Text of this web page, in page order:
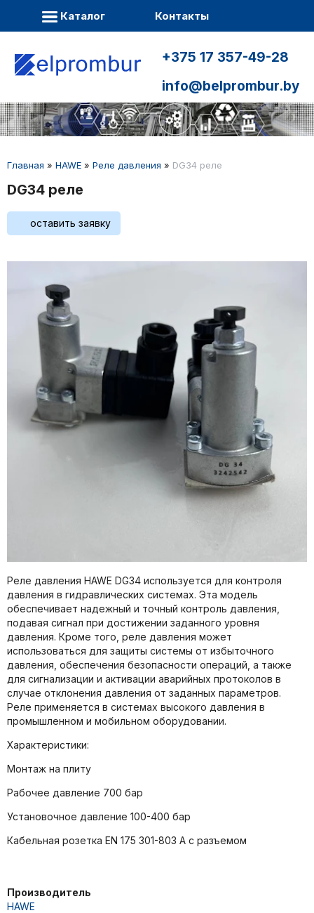
Каталог Контакты
+375 17 357-49-28
info@belprombur.by
Главная » HAWE » Реле давления » DG34 реле
DG34 реле
оставить заявку
Реле давления HAWE DG34 используется для контроля
давления в гидравлических системах. Эта модель
обеспечивает надежный и точный контроль давления,
подавая сигнал при достижении заданного уровня
давления. Кроме того, реле давления может
использоваться для защиты системы от избыточного
давления, обеспечения безопасности операций, а также
для сигнализации и активации аварийных протоколов в
случае отклонения давления от заданных параметров.
Реле применяется в системах высокого давления в
промышленном и мобильном оборудовании.
Характеристики:
Монтаж на плиту
Рабочее давление 700 бар
Установочное давление 100-400 бар
Кабельная розетка EN 175 301-803 A с разъемом
Производитель
HAWE